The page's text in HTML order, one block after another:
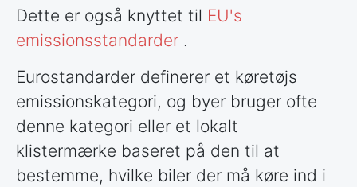
Dette er også knyttet til EU's
emissionsstandarder .
Eurostandarder definerer et køretøjs
emissionskategori, og byer bruger ofte
denne kategori eller et lokalt
klistermærke baseret på den til at
bestemme, hvilke biler der må køre ind i